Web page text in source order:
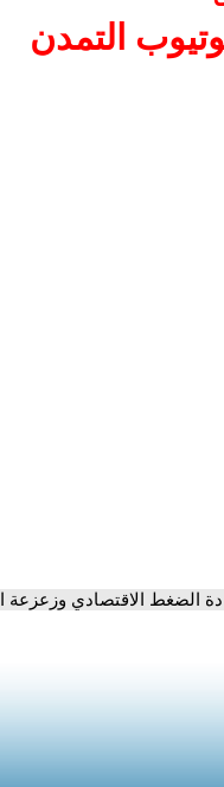
التمدن
الضغط الاقتصادي وزعزعة